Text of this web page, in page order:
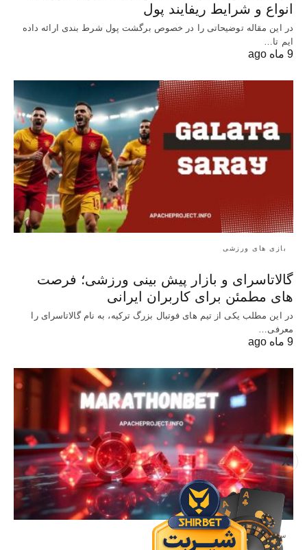
X
انواع و شرایط ریفایند پول
در این مقاله توضیحاتی را در خصوص برگشت پول شرط بندی ارائه داده
ایم تا…
9 ماه ago
بازی های ورزشی
گالاتاسرای و بازار پیش‌ بینی ورزشی؛ فرصت‌
های مطمئن برای کاربران ایرانی
در این مطلب یکی از تیم های فوتبال بزرگ ترکیه، به نام گالاتاسرای را
معرفی…
9 ماه ago
سایت معتبر شرط بندی